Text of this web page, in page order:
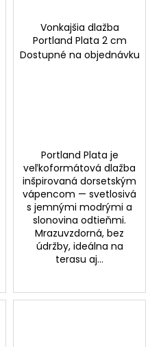
Vonkajšia dlažba
Portland Plata 2 cm
Dostupné na objednávku
Portland Plata je
veľkoformátová dlažba
inšpirovaná dorsetským
vápencom — svetlosivá
s jemnými modrými a
slonovina odtieňmi.
Mrazuvzdorná, bez
údržby, ideálna na
terasu aj...